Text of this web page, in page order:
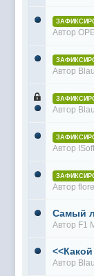
@ Silver
@
@
@ De@g
@
@
@
Baron
@
@
@
ORT
Автор
Автор
Автор
Автор ISoft
Автор
Самый
Автор F1
Автор